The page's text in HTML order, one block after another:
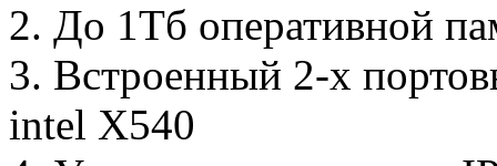
2. До 1Тб оперативной
3. Встроенный 2-х
intel X540